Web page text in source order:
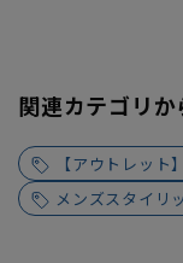
関連カテゴリ
【アウトレット
メンズスタイリ